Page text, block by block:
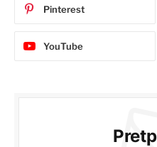
Pinterest
YouTube